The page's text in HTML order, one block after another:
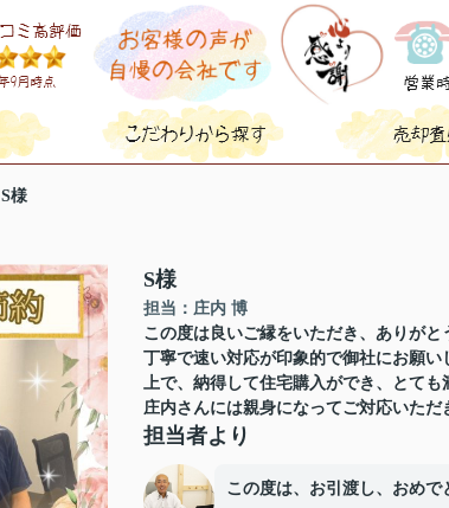
S様
S様
担当：庄内 博
この度は良いご縁をいただき、ありが
丁寧で速い対応が印象的で御社にお願
上で、納得して住宅購入ができ、とても
庄内さんには親身になってご対応いただ
担当者より
この度は、お引渡し、おめで